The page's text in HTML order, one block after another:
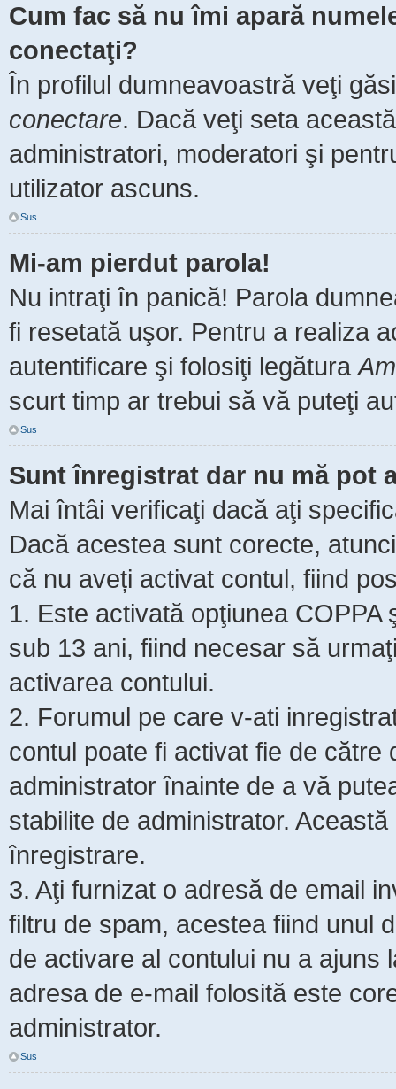
Cum fac să nu îmi apară
conectaţi?
În profilul dumneavoastră veţi
conectare. Dacă veţi seta
administratori, moderatori şi
utilizator ascuns.
Sus
Mi-am pierdut parola!
Nu intraţi în panică! Parola
fi resetată uşor. Pentru a realiza
autentificare şi folosiţi legătura
scurt timp ar trebui să vă puteţi
Sus
Sunt înregistrat dar nu mă pot
Mai întâi verificaţi dacă aţi
Dacă acestea sunt corecte,
că nu aveți activat contul, fiind
1. Este activată opţiunea
sub 13 ani, fiind necesar să
activarea contului.
2. Forumul pe care v-ati
contul poate fi activat fie de
administrator înainte de a vă
stabilite de administrator.
înregistrare.
3. Aţi furnizat o adresă de email
filtru de spam, acestea fiind unul
de activare al contului nu a ajuns
adresa de e-mail folosită este
administrator.
Sus